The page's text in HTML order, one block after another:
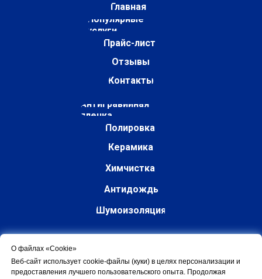
Главная
Популярные
услуги
Прайс-лист
Отзывы
Контакты
Антигравийная
пленка
Керамика
Химчистка
Антидождь
Полировка
Шумоизоляция
О файлах «Cookie»
Веб-сайт использует cookie-файлы (куки) в целях персонализации и
предоставления лучшего пользовательского опыта. Продолжая